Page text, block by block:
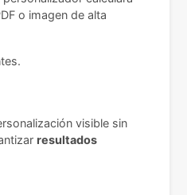
o imagen de alta
visible sin
resultados